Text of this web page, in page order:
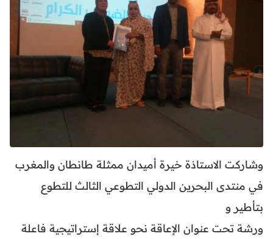
وشاركت الاستاذة خيرة أميدان ممثلة طانطان والمغرب
في منتدى البحرين الدولي التطوعي الثالث للتطوع
بتأطير و
ورشة تحت عنوان الإعاقة نحو علاقة إستراتيجية فاعلة